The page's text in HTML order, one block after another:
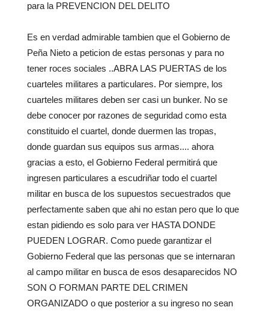
para la PREVENCION DEL DELITO
Es en verdad admirable tambien que el Gobierno de
Peña Nieto a peticion de estas personas y para no
tener roces sociales ..ABRA LAS PUERTAS de los
cuarteles militares a particulares. Por siempre, los
cuarteles militares deben ser casi un bunker. No se
debe conocer por razones de seguridad como esta
constituido el cuartel, donde duermen las tropas,
donde guardan sus equipos sus armas.... ahora
gracias a esto, el Gobierno Federal permitirá que
ingresen particulares a escudriñar todo el cuartel
militar en busca de los supuestos secuestrados que
perfectamente saben que ahi no estan pero que lo que
estan pidiendo es solo para ver HASTA DONDE
PUEDEN LOGRAR. Como puede garantizar el
Gobierno Federal que las personas que se internaran
al campo militar en busca de esos desaparecidos NO
SON O FORMAN PARTE DEL CRIMEN
ORGANIZADO o que posterior a su ingreso no sean